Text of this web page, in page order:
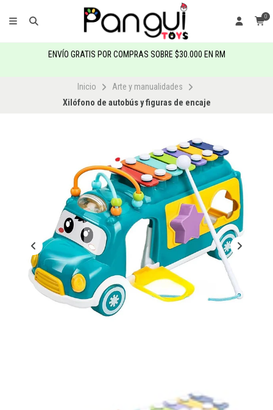
0
ENVÍO GRATIS POR COMPRAS SOBRE $30.000 EN RM
Inicio
Arte y manualidades
Xilófono de autobús y figuras de encaje